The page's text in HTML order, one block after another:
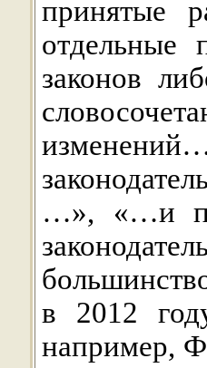
принятые
отдельные
законов
…», «…и
в 2012
например,